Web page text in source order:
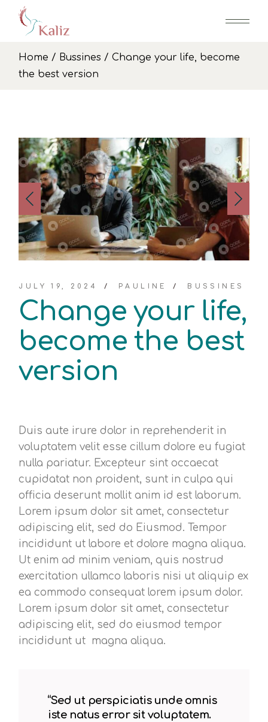
Home Bussines
Change your life, become
the best version
JULY 19, 2024 PAULINE BUSSINES
Change your life,
become the best
version
Duis aute irure dolor in reprehenderit in
voluptatem velit esse cillum dolore eu fugiat
nulla pariatur. Excepteur sint occaecat
cupidatat non proident, sunt in culpa qui
officia deserunt mollit anim id est laborum.
Lorem ipsum dolor sit amet, consectetur
adipiscing elit, sed do Eiusmod. Tempor
incididunt ut labore et dolore magna aliqua.
Ut enim ad minim veniam, quis nostrud
exercitation ullamco laboris nisi ut aliquip ex
ea commodo consequat lorem ipsum dolor.
Lorem ipsum dolor sit amet, consectetur
adipiscing elit, sed do eiusmod tempor
incididunt ut magna aliqua.
“Sed ut perspiciatis unde omnis
iste natus error sit voluptatem.